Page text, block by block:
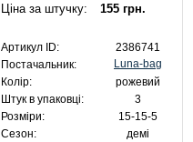
Ціна за штучку: 155 грн.
Артикул ID:
2386741
Постачальник:
Luna-bag
Колір:
рожевий
Штук в упаковці:
3
Розміри:
15-15-5
Сезон:
демі